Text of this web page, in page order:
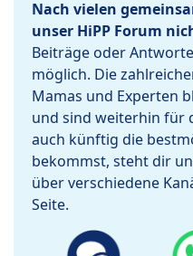
Nach vielen
unser HiPP Forum
Beiträge oder
möglich. Die
Mamas und Experten
und sind weiterhin für
auch künftig die
bekommst, steht dir
über verschiedene
Seite.